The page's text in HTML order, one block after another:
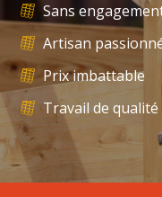
Sans
Artisan
Prix imbattable
Travail de qualité